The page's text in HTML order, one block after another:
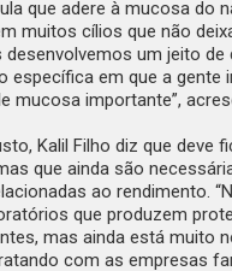
que adere à mucosa do
muitos cílios que não
desenvolvemos um jeito
específica em que a gente
mucosa importante”,
Kalil Filho diz que deve
que ainda são
ao rendimento.
que produzem
mas ainda está muito
com as empresas